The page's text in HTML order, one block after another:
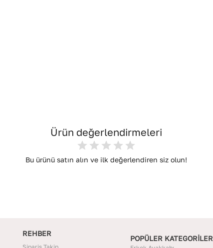
Ürün değerlendirmeleri
Bu ürünü satın alın ve ilk değerlendiren siz olun!
REHBER
POPÜLER KATEGORİLER